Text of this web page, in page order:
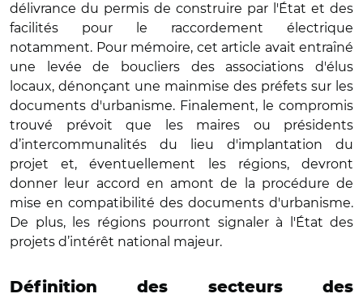
délivrance du permis de construire par l'État et des
facilités pour le raccordement électrique
notamment. Pour mémoire, cet article avait entraîné
une levée de boucliers des associations d'élus
locaux, dénonçant une mainmise des préfets sur les
documents d'urbanisme. Finalement, le compromis
trouvé prévoit que les maires ou présidents
d’intercommunalités du lieu d'implantation du
projet et, éventuellement les régions, devront
donner leur accord en amont de la procédure de
mise en compatibilité des documents d'urbanisme.
De plus, les régions pourront signaler à l'État des
projets d’intérêt national majeur.
Définition des secteurs des